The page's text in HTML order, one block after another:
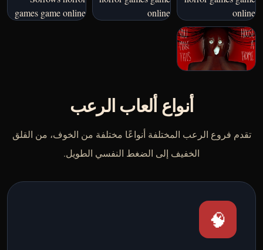
أنواع ألعاب الرعب
تقدم فروع الرعب المختلفة أنواعًا مختلفة من الخوف، من القلق
الخفيف إلى الضغط النفسي الطويل.
🧠